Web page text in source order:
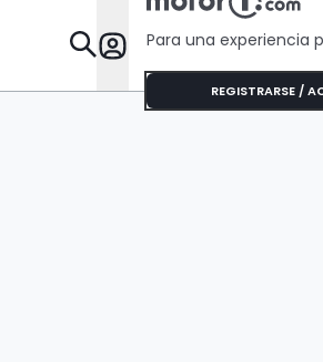
Para una experiencia
REGISTRARSE /